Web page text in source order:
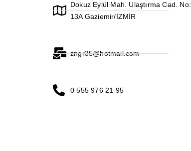
Dokuz Eylül Mah. Ulaştırma Cad. No:
13A Gaziemir/İZMİR
zngr35@hotmail.com
0 555 976 21 95